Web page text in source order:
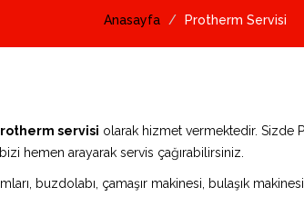
Anasayfa Protherm Servisi
servisi olarak hizmet vermektedir. Sizde
hemen arayarak servis çağırabilirsiniz.
buzdolabı, çamaşır makinesi, bulaşık